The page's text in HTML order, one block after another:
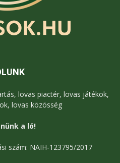
lovas piactér, lovas játékok,
lovas közösség
a ló!
szám: NAIH-123795/2017